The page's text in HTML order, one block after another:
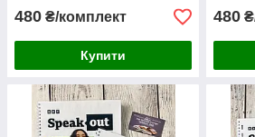
480 ₴/комплект
Купити
480